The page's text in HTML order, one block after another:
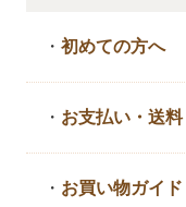
・初めての方へ
・ お支払い・送料
・ お買い物ガイド